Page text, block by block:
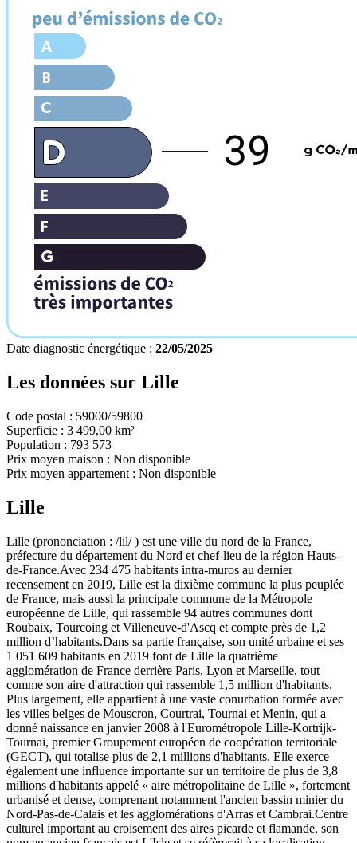
39
Date diagnostic énergétique : 22/05/2025
Les données sur Lille
Code postal : 59000/59800
Superficie : 3 499,00 km²
Population : 793 573
Prix moyen maison : Non disponible
Prix moyen appartement : Non disponible
Lille
Lille (prononciation : /lil/ ) est une ville du nord de la France,
préfecture du département du Nord et chef-lieu de la région Hauts-
de-France.Avec 234 475 habitants intra-muros au dernier
recensement en 2019, Lille est la dixième commune la plus peuplée
de France, mais aussi la principale commune de la Métropole
européenne de Lille, qui rassemble 94 autres communes dont
Roubaix, Tourcoing et Villeneuve-d'Ascq et compte près de 1,2
million d’habitants.Dans sa partie française, son unité urbaine et ses
1 051 609 habitants en 2019 font de Lille la quatrième
agglomération de France derrière Paris, Lyon et Marseille, tout
comme son aire d'attraction qui rassemble 1,5 million d'habitants.
Plus largement, elle appartient à une vaste conurbation formée avec
les villes belges de Mouscron, Courtrai, Tournai et Menin, qui a
donné naissance en janvier 2008 à l'Eurométropole Lille-Kortrijk-
Tournai, premier Groupement européen de coopération territoriale
(GECT), qui totalise plus de 2,1 millions d'habitants. Elle exerce
également une influence importante sur un territoire de plus de 3,8
millions d'habitants appelé « aire métropolitaine de Lille », fortement
urbanisé et dense, comprenant notamment l'ancien bassin minier du
Nord-Pas-de-Calais et les agglomérations d'Arras et Cambrai.Centre
culturel important au croisement des aires picarde et flamande, son